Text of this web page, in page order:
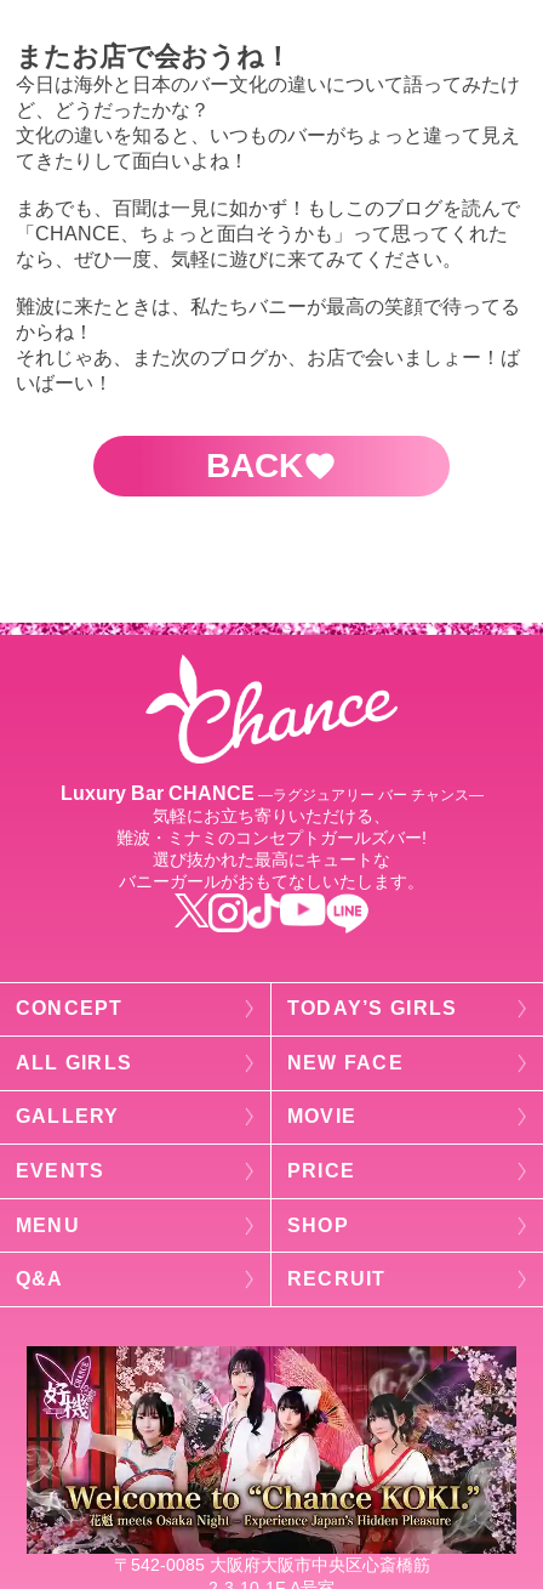
またお店で会おうね！
今日は海外と日本のバー文化の違いについて語ってみたけ
ど、どうだったかな？
文化の違いを知ると、いつものバーがちょっと違って見え
てきたりして面白いよね！
まあでも、百聞は一見に如かず！もしこのブログを読んで
「CHANCE、ちょっと面白そうかも」って思ってくれた
なら、ぜひ一度、気軽に遊びに来てみてください。
難波に来たときは、私たちバニーが最高の笑顔で待ってる
からね！
それじゃあ、また次のブログか、お店で会いましょー！ば
いばーい！
BACK
Luxury Bar CHANCE ―ラグジュアリー バー チャンス―
気軽にお立ち寄りいただける、
難波・ミナミのコンセプトガールズバー!
選び抜かれた最高にキュートな
バニーガールがおもてなしいたします。
CONCEPT TODAY’S GIRLS
ALL GIRLS NEW FACE
GALLERY MOVIE
EVENTS PRICE
MENU SHOP
Q&A RECRUIT
〒542-0085 大阪府大阪市中央区心斎橋筋